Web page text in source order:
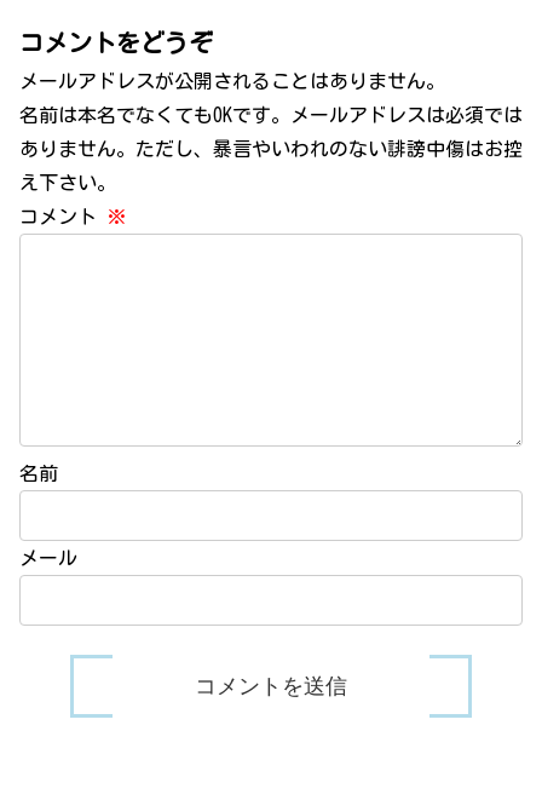
コメントをどうぞ
メールアドレスが公開されることはありません。
名前は本名でなくてもOKです。メールアドレスは必須では
ありません。ただし、暴言やいわれのない誹謗中傷はお控
え下さい。
コメント
※
名前
メール